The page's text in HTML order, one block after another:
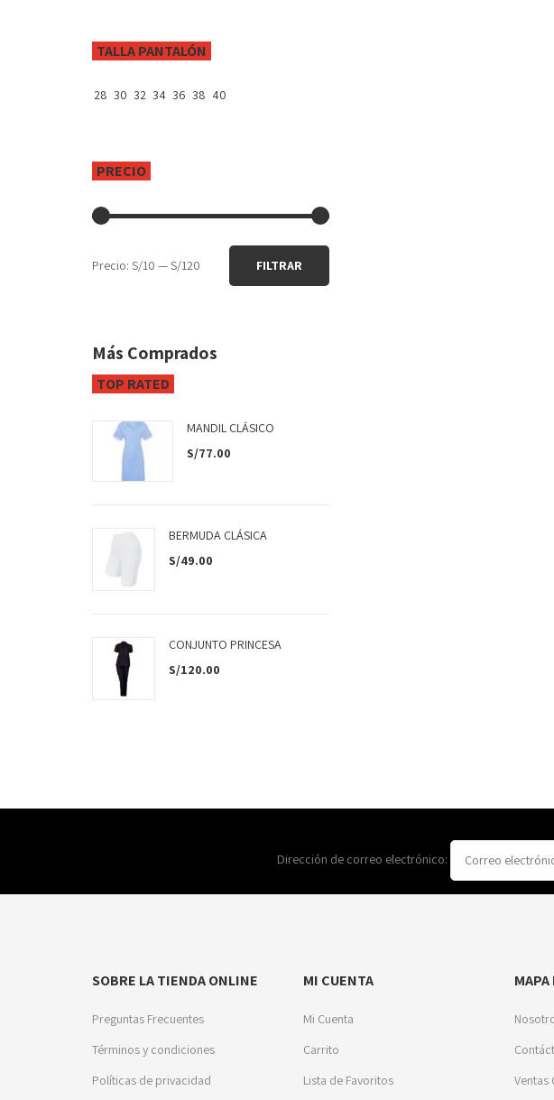
TALLA PANTALÓN
28 30 32 34 36 38 40
PRECIO
mínimo
máximo
FILTRAR
Precio: S/10 —S/120
Más Comprados
TOP RATED
MANDIL CLÁSICO
S/77.00
BERMUDA CLÁSICA
S/49.00
CONJUNTO PRINCESA
S/120.00
Dirección de correo electrónico:
SOBRE LA TIENDA ONLINE
Preguntas Frecuentes
Términos y condiciones
Políticas de privacidad
MI CUENTA
Mi Cuenta
Carrito
Lista de Favoritos
Ventas